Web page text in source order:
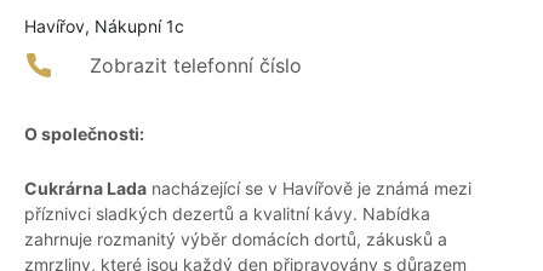
Havířov, Nákupní 1c
Zobrazit telefonní číslo
O společnosti:
Cukrárna Lada nacházející se v Havířově je známá mezi
příznivci sladkých dezertů a kvalitní kávy. Nabídka
zahrnuje rozmanitý výběr domácích dortů, zákusků a
zmrzliny, které jsou každý den připravovány s důrazem